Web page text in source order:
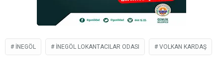
İNEGÖL İNEGÖL LOKANTACILAR ODASI VOLKAN KARDAŞ